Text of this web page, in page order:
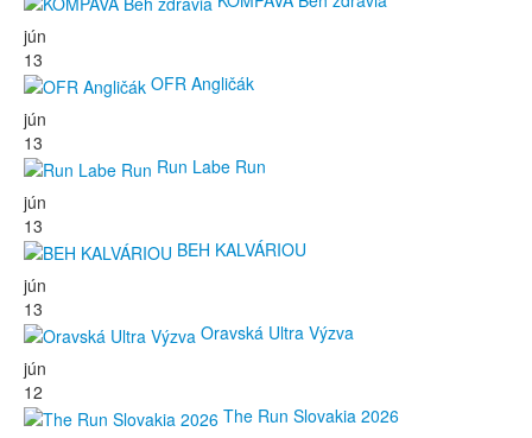
jún
13
OFR Angličák
jún
13
Run Labe Run
jún
13
BEH KALVÁRIOU
jún
13
Oravská Ultra Výzva
jún
12
The Run Slovakia 2026